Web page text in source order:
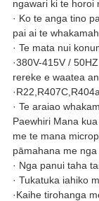
ngawari ki te horoi
· Ko te anga tino
pai ai te
· Te mata nui
·380V-415V /
rereke e waatea
· Te araiao
Paewhiri Mana
me te mana
pāmahana me
· Nga panui taha
· Tukatuka iahiko
·Kaihe tirohanga